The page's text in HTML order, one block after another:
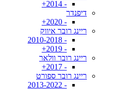
- 2014+
דיפנדר
- 2020+
ריינג רובר איווק
- 2010-2018
- 2019+
ריינג רובר וולאר
- 2017+
ריינג רובר ספורט
- 2013-2022